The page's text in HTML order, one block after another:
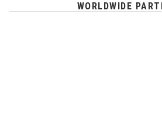
WORLDWIDE